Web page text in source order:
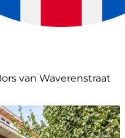
van Waverenstraat